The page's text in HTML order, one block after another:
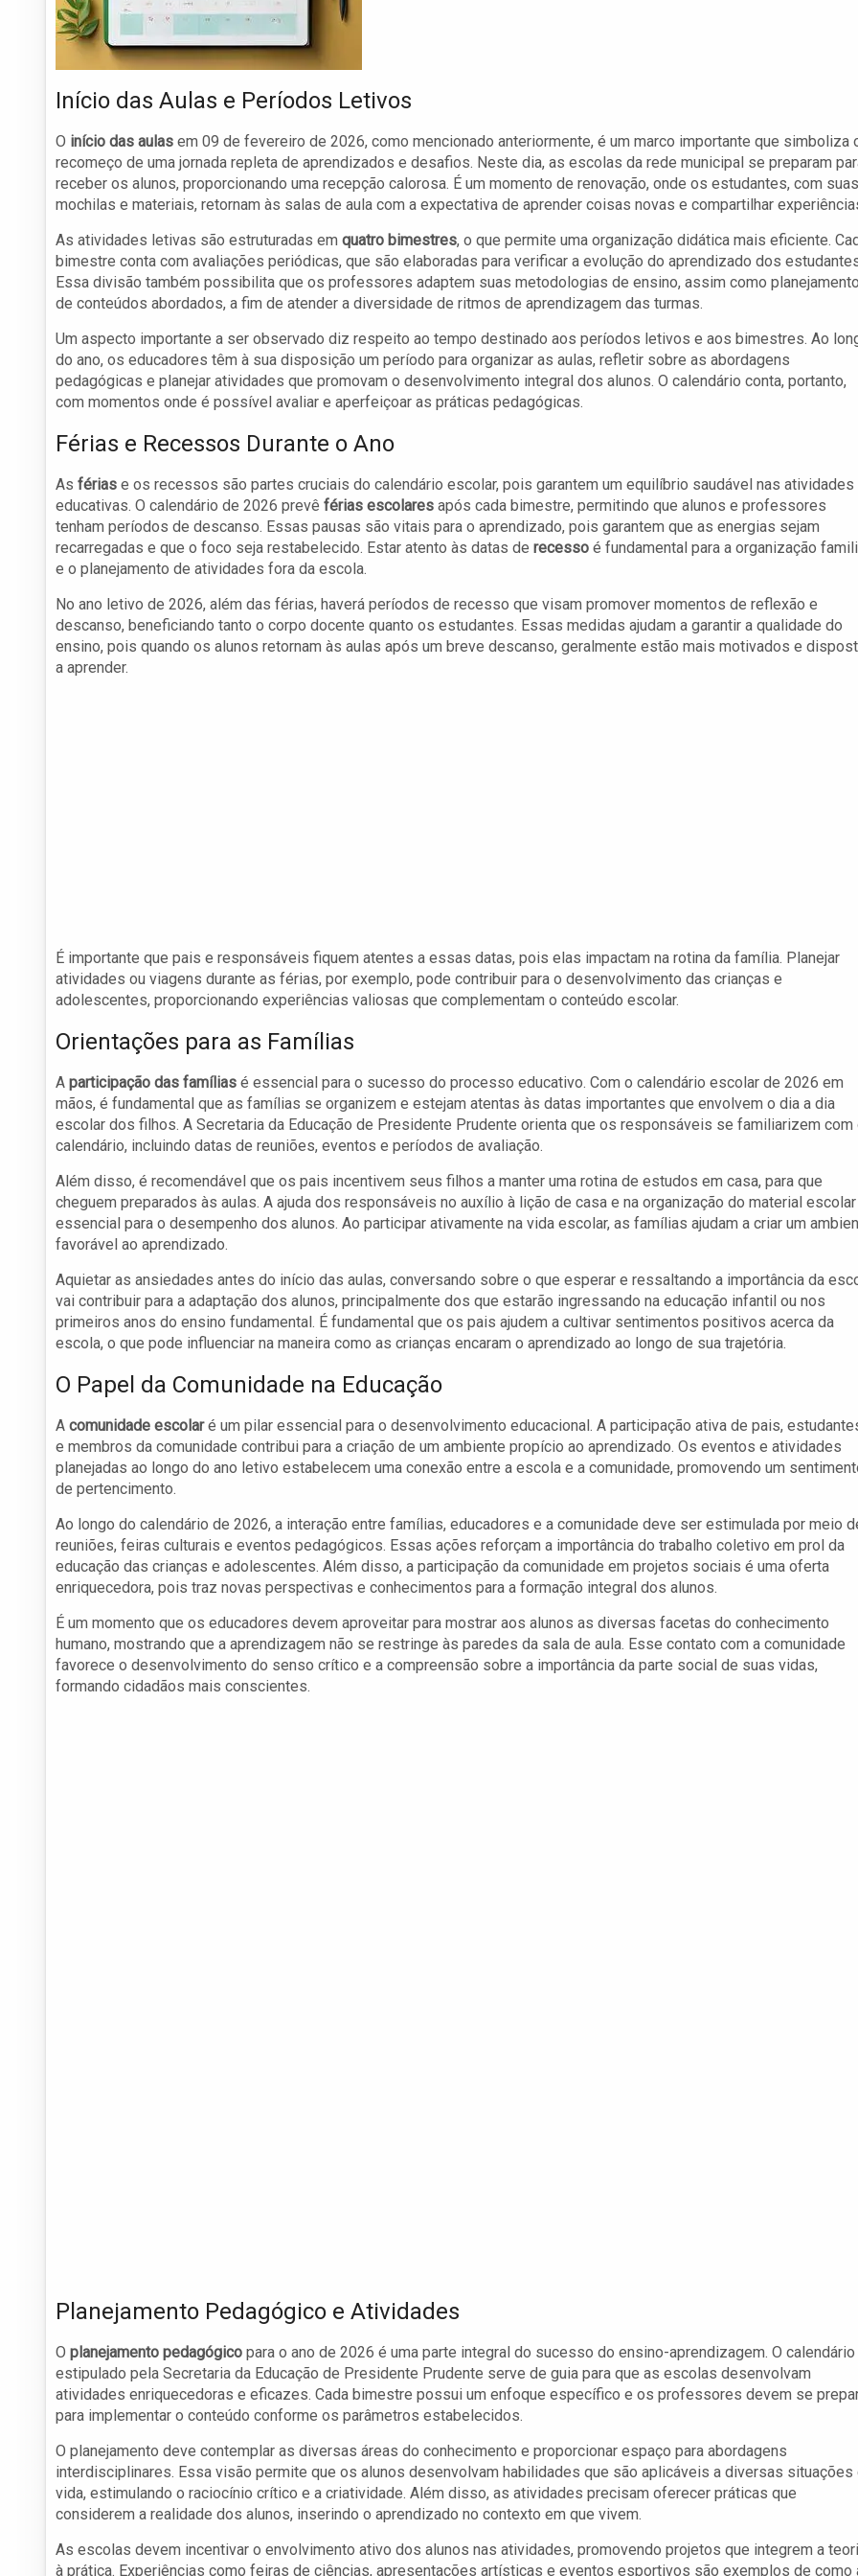
Início das Aulas e Períodos Letivos
O início das aulas em 09 de fevereiro de 2026, como mencionado anteriormente, é um marco importante que simboliza
recomeço de uma jornada repleta de aprendizados e desafios. Neste dia, as escolas da rede municipal se preparam
receber os alunos, proporcionando uma recepção calorosa. É um momento de renovação, onde os estudantes, com suas
mochilas e materiais, retornam às salas de aula com a expectativa de aprender coisas novas e compartilhar
As atividades letivas são estruturadas em quatro bimestres, o que permite uma organização didática mais eficiente.
bimestre conta com avaliações periódicas, que são elaboradas para verificar a evolução do aprendizado dos
Essa divisão também possibilita que os professores adaptem suas metodologias de ensino, assim como planejamento
de conteúdos abordados, a fim de atender a diversidade de ritmos de aprendizagem das turmas.
Um aspecto importante a ser observado diz respeito ao tempo destinado aos períodos letivos e aos bimestres. Ao
do ano, os educadores têm à sua disposição um período para organizar as aulas, refletir sobre as abordagens
pedagógicas e planejar atividades que promovam o desenvolvimento integral dos alunos. O calendário conta, portanto,
com momentos onde é possível avaliar e aperfeiçoar as práticas pedagógicas.
Férias e Recessos Durante o Ano
As férias e os recessos são partes cruciais do calendário escolar, pois garantem um equilíbrio saudável nas atividades
educativas. O calendário de 2026 prevê férias escolares após cada bimestre, permitindo que alunos e professores
tenham períodos de descanso. Essas pausas são vitais para o aprendizado, pois garantem que as energias sejam
recarregadas e que o foco seja restabelecido. Estar atento às datas de recesso é fundamental para a organização
e o planejamento de atividades fora da escola.
No ano letivo de 2026, além das férias, haverá períodos de recesso que visam promover momentos de reflexão e
descanso, beneficiando tanto o corpo docente quanto os estudantes. Essas medidas ajudam a garantir a qualidade do
ensino, pois quando os alunos retornam às aulas após um breve descanso, geralmente estão mais motivados e
a aprender.
É importante que pais e responsáveis fiquem atentes a essas datas, pois elas impactam na rotina da família. Planejar
atividades ou viagens durante as férias, por exemplo, pode contribuir para o desenvolvimento das crianças e
adolescentes, proporcionando experiências valiosas que complementam o conteúdo escolar.
Orientações para as Famílias
A participação das famílias é essencial para o sucesso do processo educativo. Com o calendário escolar de 2026 em
mãos, é fundamental que as famílias se organizem e estejam atentas às datas importantes que envolvem o dia a dia
escolar dos filhos. A Secretaria da Educação de Presidente Prudente orienta que os responsáveis se familiarizem com
calendário, incluindo datas de reuniões, eventos e períodos de avaliação.
Além disso, é recomendável que os pais incentivem seus filhos a manter uma rotina de estudos em casa, para que
cheguem preparados às aulas. A ajuda dos responsáveis no auxílio à lição de casa e na organização do material
essencial para o desempenho dos alunos. Ao participar ativamente na vida escolar, as famílias ajudam a criar um
favorável ao aprendizado.
Aquietar as ansiedades antes do início das aulas, conversando sobre o que esperar e ressaltando a importância da
vai contribuir para a adaptação dos alunos, principalmente dos que estarão ingressando na educação infantil ou nos
primeiros anos do ensino fundamental. É fundamental que os pais ajudem a cultivar sentimentos positivos acerca da
escola, o que pode influenciar na maneira como as crianças encaram o aprendizado ao longo de sua trajetória.
O Papel da Comunidade na Educação
A comunidade escolaré um pilar essencial para o desenvolvimento educacional. A participação ativa de pais,
e membros da comunidade contribui para a criação de um ambiente propício ao aprendizado. Os eventos e atividades
planejadas ao longo do ano letivo estabelecem uma conexão entre a escola e a comunidade, promovendo um
de pertencimento.
Ao longo do calendário de 2026, a interação entre famílias, educadores e a comunidade deve ser estimulada por meio
reuniões, feiras culturais e eventos pedagógicos. Essas ações reforçam a importância do trabalho coletivo em prol da
educação das crianças e adolescentes. Além disso, a participação da comunidade em projetos sociais é uma oferta
enriquecedora, pois traz novas perspectivas e conhecimentos para a formação integral dos alunos.
É um momento que os educadores devem aproveitar para mostrar aos alunos as diversas facetas do conhecimento
humano, mostrando que a aprendizagem não se restringe às paredes da sala de aula. Esse contato com a comunidade
favorece o desenvolvimento do senso crítico e a compreensão sobre a importância da parte social de suas vidas,
formando cidadãos mais conscientes.
Planejamento Pedagógico e Atividades
O planejamento pedagógico para o ano de 2026 é uma parte integral do sucesso do ensino-aprendizagem. O calendário
estipulado pela Secretaria da Educação de Presidente Prudente serve de guia para que as escolas desenvolvam
atividades enriquecedoras e eficazes. Cada bimestre possui um enfoque específico e os professores devem se
para implementar o conteúdo conforme os parâmetros estabelecidos.
O planejamento deve contemplar as diversas áreas do conhecimento e proporcionar espaço para abordagens
interdisciplinares. Essa visão permite que os alunos desenvolvam habilidades que são aplicáveis a diversas situações
vida, estimulando o raciocínio crítico e a criatividade. Além disso, as atividades precisam oferecer práticas que
considerem a realidade dos alunos, inserindo o aprendizado no contexto em que vivem.
As escolas devem incentivar o envolvimento ativo dos alunos nas atividades, promovendo projetos que integrem a
à prática. Experiências como feiras de ciências, apresentações artísticas e eventos esportivos são exemplos de como